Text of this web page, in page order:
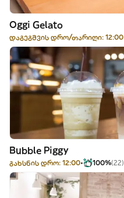
Oggi Gelato
დაგეგმვის დრო/თარიღი: 12:00
Bubble Piggy
გახსნის დრო: 12:00 100%(22)